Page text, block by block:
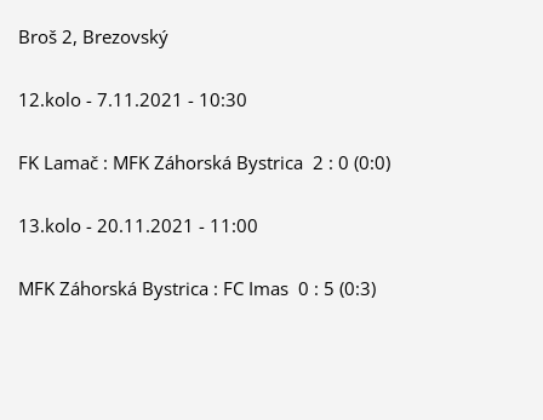
Broš 2, Brezovský
12.kolo - 7.11.2021 - 10:30
FK Lamač : MFK Záhorská Bystrica 2 : 0 (0:0)
13.kolo - 20.11.2021 - 11:00
MFK Záhorská Bystrica : FC Imas 0 : 5 (0:3)